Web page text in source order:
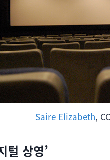
Saire Elizabeth,
털 상영’